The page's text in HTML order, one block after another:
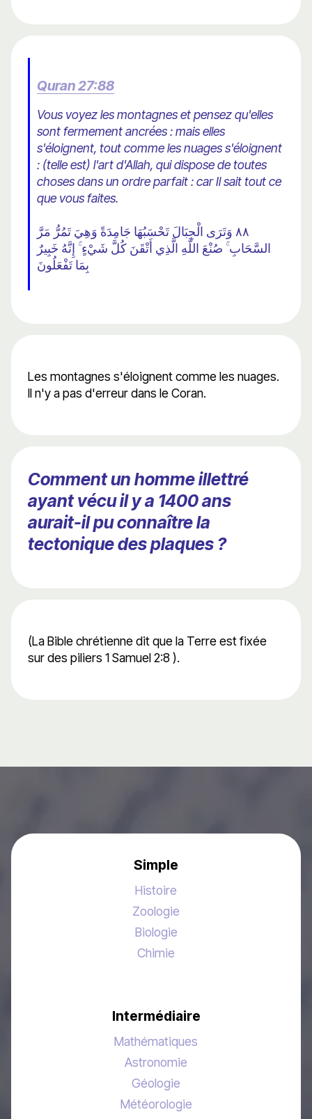
Quran 27:88
Vous voyez les montagnes et pensez qu'elles
sont fermement ancrées : mais elles
s'éloignent, tout comme les nuages ​​s'éloignent
: (telle est) l'art d'Allah, qui dispose de toutes
choses dans un ordre parfait : car Il sait tout ce
que vous faites.
٨٨ وَتَرَى الْجِبَالَ تَحْسَبُهَا جَامِدَةً وَهِيَ تَمُرُّ مَرَّ
السَّحَابِ ۚ صُنْعَ اللَّهِ الَّذِي أَتْقَنَ كُلَّ شَيْءٍ ۚ إِنَّهُ خَبِيرٌ
بِمَا تَفْعَلُونَ
Les montagnes s'éloignent comme les nuages.
Il n'y a pas d'erreur dans le Coran.
Comment un homme illettré
ayant vécu il y a 1400 ans
aurait-il pu connaître la
tectonique des plaques ?
(La Bible chrétienne dit que la Terre est fixée
sur des piliers 1 Samuel 2:8 ).
Simple
Histoire
Zoologie
Biologie
Chimie
Intermédiaire
Mathématiques
Astronomie
Géologie
Météorologie